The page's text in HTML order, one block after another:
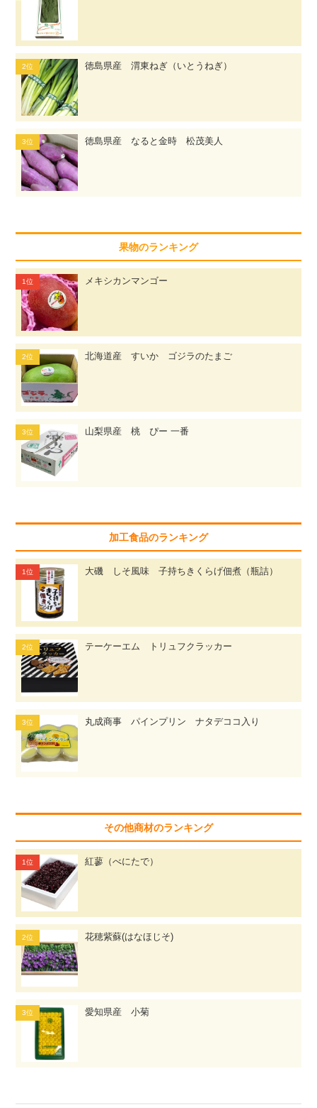
徳島県産 渭東ねぎ（いとうねぎ）
徳島県産 なると金時 松茂美人
果物のランキング
メキシカンマンゴー
北海道産 すいか ゴジラのたまご
山梨県産 桃 ぴー 一番
加工食品のランキング
大磯 しそ風味 子持ちきくらげ佃煮（瓶詰）
テーケーエム トリュフクラッカー
丸成商事 パインプリン ナタデココ入り
その他商材のランキング
紅蓼（べにたで）
花穂紫蘇(はなほじそ)
愛知県産 小菊